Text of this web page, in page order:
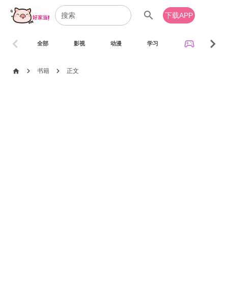
search 下载APP
全部 影视 动漫 学习 sports_esports
chevron_left chevron_right
home chevron_right 书籍 chevron_right 正文